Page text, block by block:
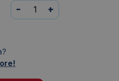
Pellicola
protettiva
New
- +